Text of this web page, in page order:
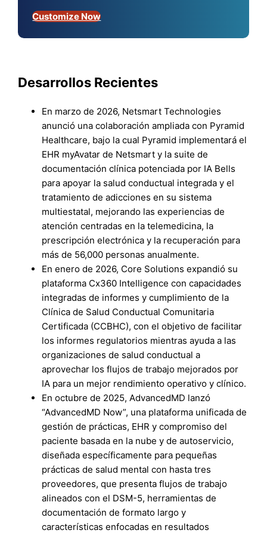
Customize Now
Desarrollos Recientes
En marzo de 2026, Netsmart Technologies
anunció una colaboración ampliada con Pyramid
Healthcare, bajo la cual Pyramid implementará el
EHR myAvatar de Netsmart y la suite de
documentación clínica potenciada por IA Bells
para apoyar la salud conductual integrada y el
tratamiento de adicciones en su sistema
multiestatal, mejorando las experiencias de
atención centradas en la telemedicina, la
prescripción electrónica y la recuperación para
más de 56,000 personas anualmente.
En enero de 2026, Core Solutions expandió su
plataforma Cx360 Intelligence con capacidades
integradas de informes y cumplimiento de la
Clínica de Salud Conductual Comunitaria
Certificada (CCBHC), con el objetivo de facilitar
los informes regulatorios mientras ayuda a las
organizaciones de salud conductual a
aprovechar los flujos de trabajo mejorados por
IA para un mejor rendimiento operativo y clínico.
En octubre de 2025, AdvancedMD lanzó
“AdvancedMD Now”, una plataforma unificada de
gestión de prácticas, EHR y compromiso del
paciente basada en la nube y de autoservicio,
diseñada específicamente para pequeñas
prácticas de salud mental con hasta tres
proveedores, que presenta flujos de trabajo
alineados con el DSM-5, herramientas de
documentación de formato largo y
características enfocadas en resultados